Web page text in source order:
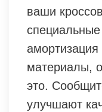
ваши
специальные
материалы,
это.
улучшают